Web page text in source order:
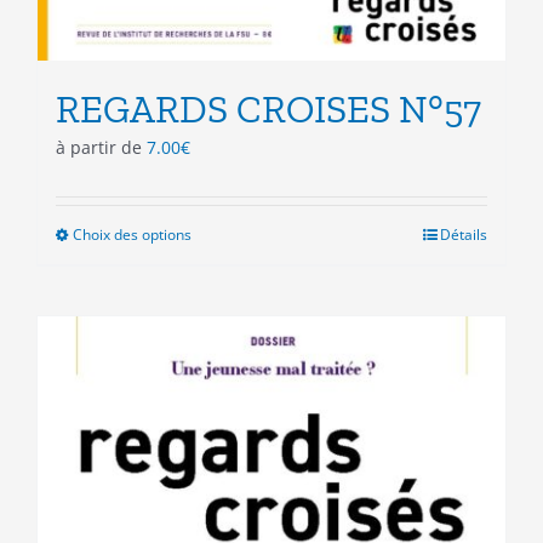
REGARDS CROISES N°57
à partir de 7.00€
Choix des optionsCe
variations.
Les
être
choisies
sur
Détails